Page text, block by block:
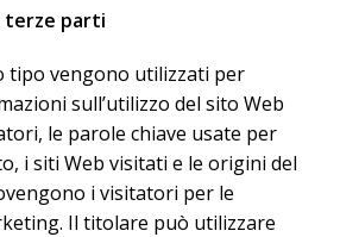
terze parti
tipo vengono utilizzati per
sull’utilizzo del sito Web
le parole chiave usate per
i siti Web visitati e le origini del
i visitatori per le
Il titolare può utilizzare